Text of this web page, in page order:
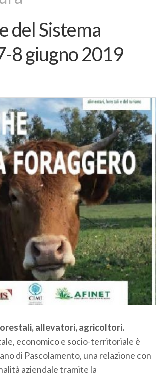
del Sistema
8 giugno 2019
allevatori, agricoltori.
economico e socio-territoriale è
di Pascolamento, una relazione con
aziendale tramite la